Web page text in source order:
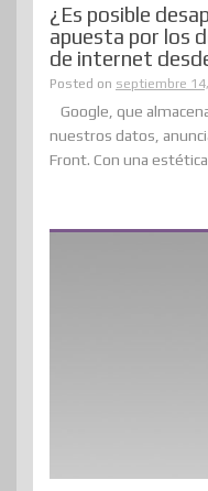
¿Es posible
apuesta por los
de internet
Posted on septiembre
Google, que
nuestros datos,
Front. Con una